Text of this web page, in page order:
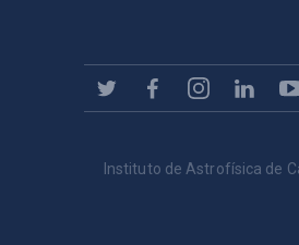
Instituto de Astrofísica de